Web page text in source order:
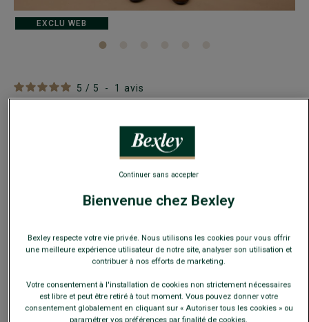
5 / 5 - 1 avis
Coupe ajustée - Twill 100% coton double fil
Payez en plusieurs fois dès 199€ d'achat
EXCLU WEB
Bienvenue chez Bexley
Bexley respecte votre vie privée. Nous utilisons les cookies pour vous offrir
une meilleure expérience utilisateur de notre site, analyser son utilisation et
contribuer à nos efforts de marketing.
Votre consentement à l'installation de cookies non strictement nécessaires
est libre et peut être retiré à tout moment. Vous pouvez donner votre
consentement globalement en cliquant sur « Autoriser tous les cookies » ou
paramétrer vos préférences par finalité de cookies.
Continuer sans accepter